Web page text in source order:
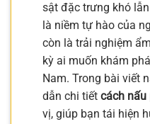
sật đặc trưng khó
là niềm tự hào của
còn là trải nghiệm
kỳ ai muốn khám
Nam. Trong bài viết
dẫn chi tiết cách nấu
vị, giúp bạn tái hiện